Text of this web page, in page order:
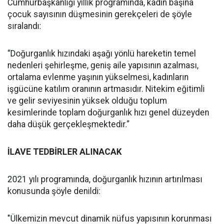
Cumhurbaşkanlığı yıllık programında, kadın başına
çocuk sayısının düşmesinin gerekçeleri de şöyle
sıralandı:
“Doğurganlık hızındaki aşağı yönlü hareketin temel
nedenleri şehirleşme, geniş aile yapısının azalması,
ortalama evlenme yaşının yükselmesi, kadınların
işgücüne katılım oranının artmasıdır. Nitekim eğitimli
ve gelir seviyesinin yüksek olduğu toplum
kesimlerinde toplam doğurganlık hızı genel düzeyden
daha düşük gerçekleşmektedir.”
İLAVE TEDBİRLER ALINACAK
2021 yılı programında, doğurganlık hızının artırılması
konusunda şöyle denildi:
"Ülkemizin mevcut dinamik nüfus yapısının korunması